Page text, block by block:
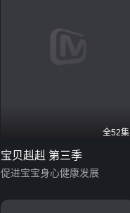
全52集
宝贝赳赳 第三季
促进宝宝身心健康发展